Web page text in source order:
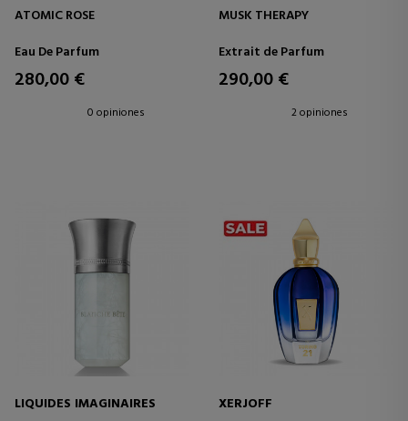
ATOMIC ROSE
Eau De Parfum
280,00 €
0 opiniones
MUSK THERAPY
Extrait de Parfum
290,00 €
2 opiniones
LIQUIDES IMAGINAIRES
XERJOFF